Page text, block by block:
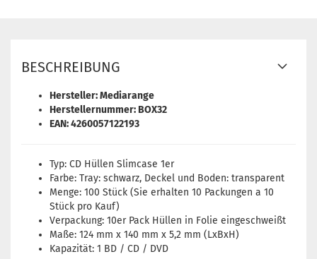
BESCHREIBUNG
Hersteller: Mediarange
Herstellernummer: BOX32
EAN: 4260057122193
Typ: CD Hüllen Slimcase 1er
Farbe: Tray: schwarz, Deckel und Boden: transparent
Menge: 100 Stück (Sie erhalten 10 Packungen a 10
Stück pro Kauf)
Verpackung: 10er Pack Hüllen in Folie eingeschweißt
Maße: 124 mm x 140 mm x 5,2 mm (LxBxH)
Kapazität: 1 BD / CD / DVD